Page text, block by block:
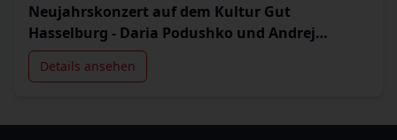
Neujahrskonzert auf dem Kultur Gut
Hasselburg - Daria Podushko und Andrej
Denisenko (Klavier)
Details ansehen